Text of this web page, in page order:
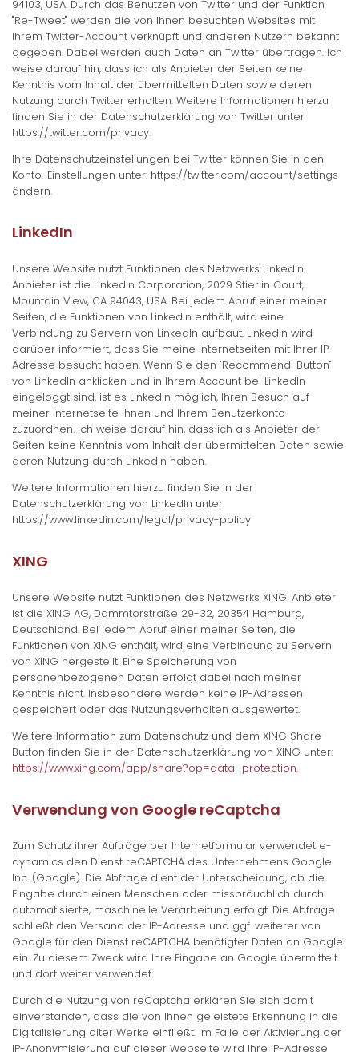
94103, USA. Durch das Benutzen von Twitter und der Funktion
"Re-Tweet" werden die von Ihnen besuchten Websites mit
Ihrem Twitter-Account verknüpft und anderen Nutzern bekannt
gegeben. Dabei werden auch Daten an Twitter übertragen. Ich
weise darauf hin, dass ich als Anbieter der Seiten keine
Kenntnis vom Inhalt der übermittelten Daten sowie deren
Nutzung durch Twitter erhalten. Weitere Informationen hierzu
finden Sie in der Datenschutzerklärung von Twitter unter
https://twitter.com/privacy.
Ihre Datenschutzeinstellungen bei Twitter können Sie in den
Konto-Einstellungen unter: https://twitter.com/account/settings
ändern.
LinkedIn
Unsere Website nutzt Funktionen des Netzwerks LinkedIn.
Anbieter ist die LinkedIn Corporation, 2029 Stierlin Court,
Mountain View, CA 94043, USA. Bei jedem Abruf einer meiner
Seiten, die Funktionen von LinkedIn enthält, wird eine
Verbindung zu Servern von LinkedIn aufbaut. LinkedIn wird
darüber informiert, dass Sie meine Internetseiten mit Ihrer IP-
Adresse besucht haben. Wenn Sie den "Recommend-Button"
von LinkedIn anklicken und in Ihrem Account bei LinkedIn
eingeloggt sind, ist es LinkedIn möglich, Ihren Besuch auf
meiner Internetseite Ihnen und Ihrem Benutzerkonto
zuzuordnen. Ich weise darauf hin, dass ich als Anbieter der
Seiten keine Kenntnis vom Inhalt der übermittelten Daten sowie
deren Nutzung durch LinkedIn haben.
Weitere Informationen hierzu finden Sie in der
Datenschutzerklärung von LinkedIn unter:
https://www.linkedin.com/legal/privacy-policy
XING
Unsere Website nutzt Funktionen des Netzwerks XING. Anbieter
ist die XING AG, Dammtorstraße 29-32, 20354 Hamburg,
Deutschland. Bei jedem Abruf einer meiner Seiten, die
Funktionen von XING enthält, wird eine Verbindung zu Servern
von XING hergestellt. Eine Speicherung von
personenbezogenen Daten erfolgt dabei nach meiner
Kenntnis nicht. Insbesondere werden keine IP-Adressen
gespeichert oder das Nutzungsverhalten ausgewertet.
Weitere Information zum Datenschutz und dem XING Share-
Button finden Sie in der Datenschutzerklärung von XING unter:
https://www.xing.com/app/share?op=data_protection.
Verwendung von Google reCaptcha
Zum Schutz ihrer Aufträge per Internetformular verwendet e-
dynamics den Dienst reCAPTCHA des Unternehmens Google
Inc. (Google). Die Abfrage dient der Unterscheidung, ob die
Eingabe durch einen Menschen oder missbräuchlich durch
automatisierte, maschinelle Verarbeitung erfolgt. Die Abfrage
schließt den Versand der IP-Adresse und ggf. weiterer von
Google für den Dienst reCAPTCHA benötigter Daten an Google
ein. Zu diesem Zweck wird Ihre Eingabe an Google übermittelt
und dort weiter verwendet.
Durch die Nutzung von reCaptcha erklären Sie sich damit
einverstanden, dass die von Ihnen geleistete Erkennung in die
Digitalisierung alter Werke einfließt. Im Falle der Aktivierung der
IP-Anonymisierung auf dieser Webseite wird Ihre IP-Adresse